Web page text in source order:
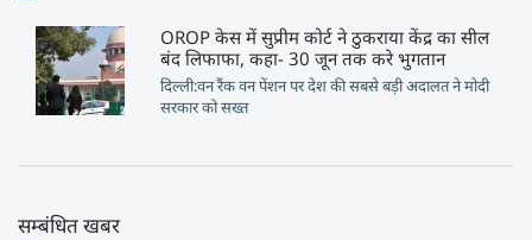
OROP केस में सुप्रीम कोर्ट ने ठुकराया केंद्र का सील
बंद लिफाफा, कहा- 30 जून तक करे भुगतान
दिल्ली:वन रैंक वन पेंशन पर देश की सबसे बड़ी अदालत ने मोदी
सरकार को सख्त
सम्बंधित खबर